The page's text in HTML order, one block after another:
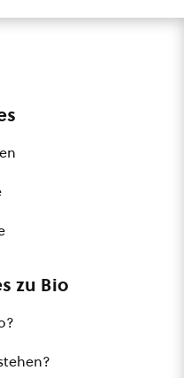
zu Bio